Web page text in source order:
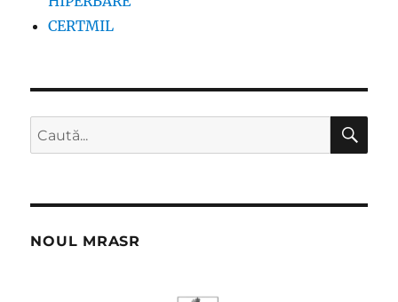
CERTMIL
Caută
după:
NOUL MRASR